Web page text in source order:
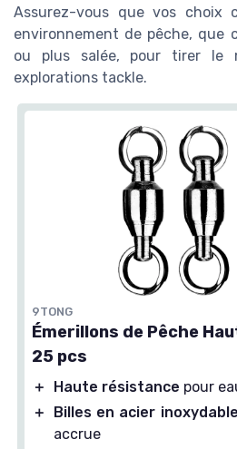
Assurez-vous que vos choix
environnement de pêche, que
ou plus salée, pour tirer le
explorations tackle.
9TONG
Émerillons de Pêche
25 pcs
＋ Haute résistance pour
＋
Billes en acier inoxydable
accrue